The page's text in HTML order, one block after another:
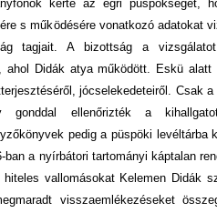
kérte az egri püspökséget,
s működésére vonatkozó adatokat
tagjait. A bizottság a
ahol Didák atya működött. Eskü
jócselekedeteiről. Csak
gonddal ellenőrizték a
pedig a püspöki levéltárba
ban a nyírbátori tartományi káptalan
vallomásokat Kelemen Didák
visszaemlékezéseket